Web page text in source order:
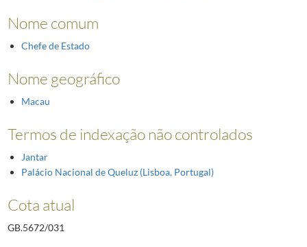
Nome comum
Chefe de Estado
Nome geográfico
Macau
Termos de indexação não controlados
Jantar
Palácio Nacional de Queluz (Lisboa, Portugal)
Cota atual
GB.5672/031